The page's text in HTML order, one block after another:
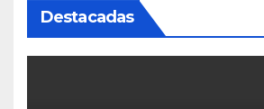
Destacadas